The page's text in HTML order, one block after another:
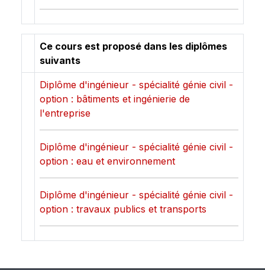
Ce cours est proposé dans les diplômes
suivants
Diplôme d'ingénieur - spécialité génie civil -
option : bâtiments et ingénierie de
l'entreprise
Diplôme d'ingénieur - spécialité génie civil -
option : eau et environnement
Diplôme d'ingénieur - spécialité génie civil -
option : travaux publics et transports